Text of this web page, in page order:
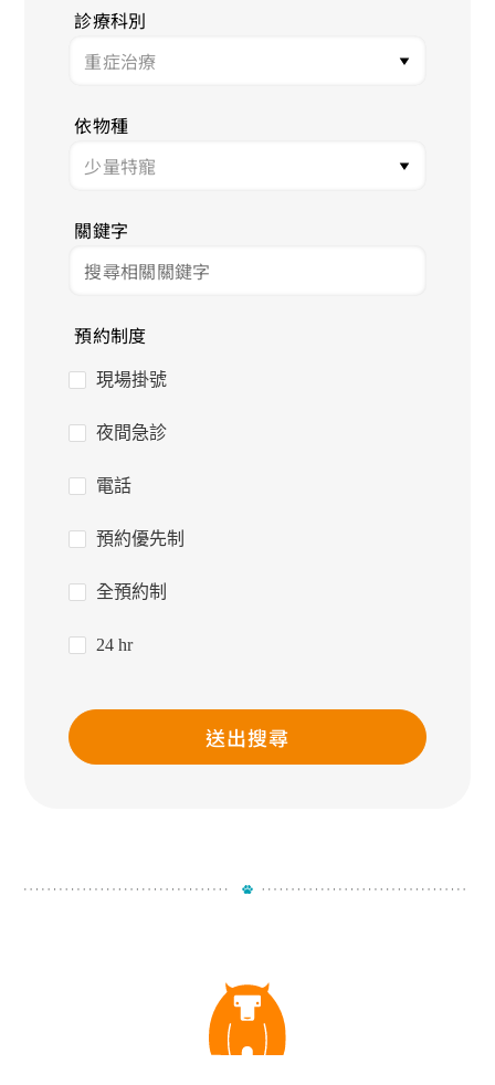
診療科別
依物種
關鍵字
預約制度
現場掛號
夜間急診
電話
預約優先制
全預約制
24 hr
送出搜尋